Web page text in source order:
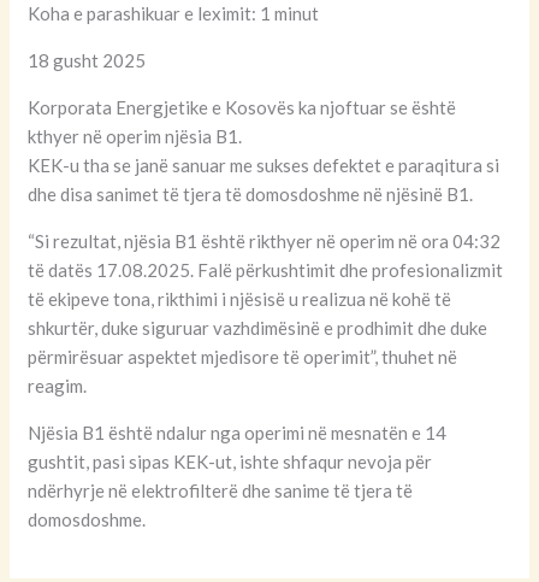
Koha e parashikuar e leximit: 1 minut
18 gusht 2025
Korporata Energjetike e Kosovës ka njoftuar se është
kthyer në operim njësia B1.
KEK-u tha se janë sanuar me sukses defektet e paraqitura si
dhe disa sanimet të tjera të domosdoshme në njësinë B1.
“Si rezultat, njësia B1 është rikthyer në operim në ora 04:32
të datës 17.08.2025. Falë përkushtimit dhe profesionalizmit
të ekipeve tona, rikthimi i njësisë u realizua në kohë të
shkurtër, duke siguruar vazhdimësinë e prodhimit dhe duke
përmirësuar aspektet mjedisore të operimit”, thuhet në
reagim.
Njësia B1 është ndalur nga operimi në mesnatën e 14
gushtit, pasi sipas KEK-ut, ishte shfaqur nevoja për
ndërhyrje në elektrofilterë dhe sanime të tjera të
domosdoshme.